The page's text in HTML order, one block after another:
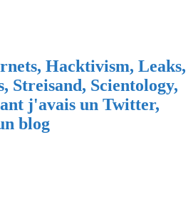
Hacktivism, Leaks,
Streisand, Scientology,
j'avais un Twitter,
blog